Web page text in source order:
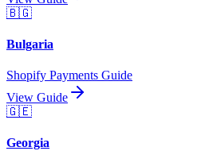
🇧🇬
Bulgaria
Shopify Payments Guide
View Guide
🇬🇪
Georgia